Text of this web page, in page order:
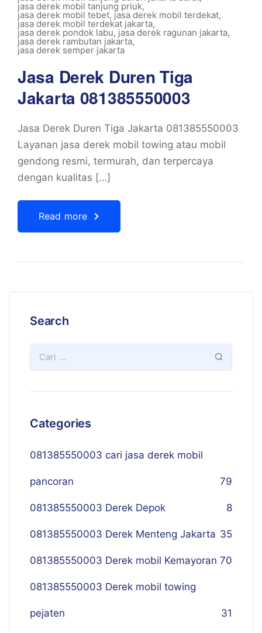
jasa derek mobil tanjung priuk,
jasa derek mobil tebet, jasa derek mobil terdekat,
jasa derek mobil terdekat jakarta,
jasa derek pondok labu, jasa derek ragunan jakarta,
jasa derek rambutan jakarta,
jasa derek semper jakarta
Jasa Derek Duren Tiga
Jakarta 081385550003
Jasa Derek Duren Tiga Jakarta 081385550003
Layanan jasa derek mobil towing atau mobil
gendong resmi, termurah, dan terpercaya
dengan kualitas […]
Read more
Search
Categories
081385550003 cari jasa derek mobil
pancoran 79
081385550003 Derek Depok 8
081385550003 Derek Menteng Jakarta 35
081385550003 Derek mobil Kemayoran 70
081385550003 Derek mobil towing
pejaten 31